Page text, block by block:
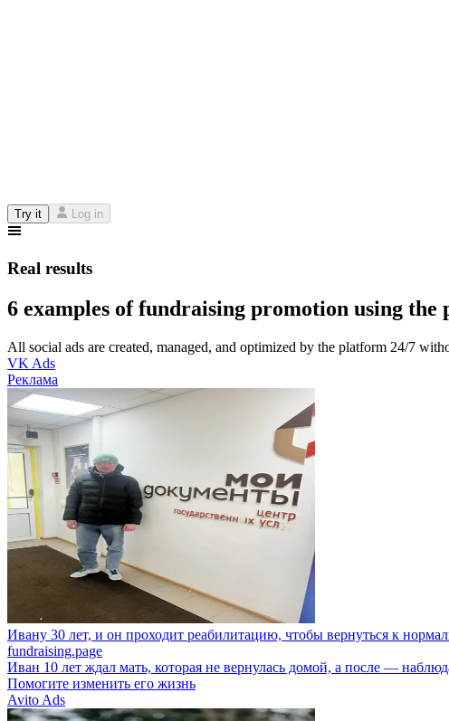
Try it Log in
Real results
6 examples of fundraising promotion using the
All social ads are created, managed, and optimized by the platform 24/7
VK Ads
Реклама
Ивану 30 лет, и он проходит реабилитацию, чтобы вернуться к
fundraising.page
Иван 10 лет ждал мать, которая не вернулась домой, а после —
Помогите изменить его жизнь
Avito Ads